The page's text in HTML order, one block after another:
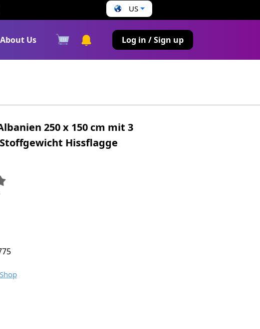
US
About Us Log in / Sign up
250 x 150 cm mit 3
Hissflagge